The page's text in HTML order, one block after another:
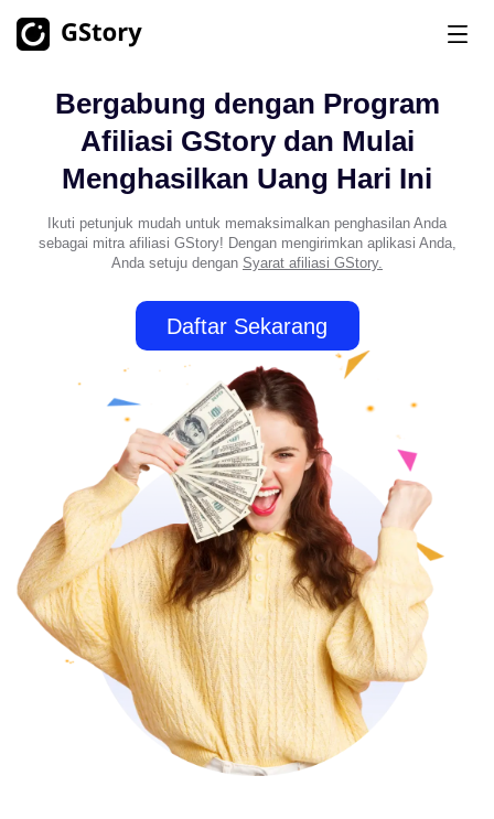
Produk
Generasi AI
Generator Gambar AI Tidak Terbatas
Gambar AI ke Video Tidak Terbatas
Tidak Terbatas
Perangkat Alat Video
Pembuat Klip AI
Penghapus Latar Belakang Video
Penghapus Tanda Air Video Tidak Terbatas
Peningkat Video Tidak Terbatas
Perangkat Alat Foto
Penghapus Latar Belakang Foto
Penghapus Tanda Air Foto Tidak Terbatas
Tidak Terbatas
Teks Terjemahan & Transkripsi
Kredit Gratis
Bergabung dengan Program
Afiliasi GStory dan Mulai
Menghasilkan Uang Hari Ini
Ikuti petunjuk mudah untuk memaksimalkan penghasilan Anda
sebagai mitra afiliasi GStory! Dengan mengirimkan aplikasi Anda,
Anda setuju dengan Syarat afiliasi GStory.
Daftar Sekarang